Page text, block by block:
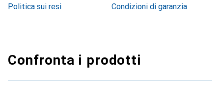
Politica sui resi
Condizioni di garanzia
Confronta i prodotti